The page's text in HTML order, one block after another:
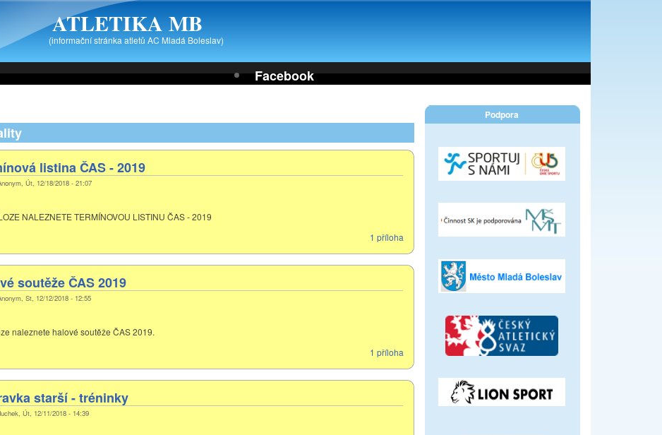
ATLETIKA MB
(informační stránka atletů AC Mladá Boleslav)
Facebook
listina ČAS - 2019
Út, 12/18/2018 - 21:07
NALEZNETE TERMÍNOVOU LISTINU ČAS - 2019
1 příloha
soutěže ČAS 2019
St, 12/12/2018 - 12:55
naleznete halové soutěže ČAS 2019.
1 příloha
starší - tréninky
Út, 12/11/2018 - 14:39
Podpora